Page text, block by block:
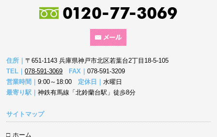
住所｜〒651-1143 兵庫県神戸市北区若葉台2丁目18-5-105
TEL｜078-591-3069 FAX｜078-591-3209
営業時間｜9:00～18:00 定休日｜水曜日
最寄り駅｜神鉄有馬線「北鈴蘭台駅」徒歩8分
サイトマップ
ホーム